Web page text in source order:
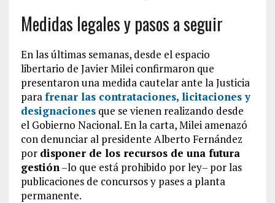
Medidas legales y pasos a seguir
En las últimas semanas, desde el espacio
libertario de Javier Milei confirmaron que
presentaron una medida cautelar ante la Justicia
parafrenar las contrataciones, licitaciones y
designacionesque se vienen realizando desde
el Gobierno Nacional. En la carta, Milei amenazó
con denunciar al presidente Alberto Fernández
por disponer de los recursos de una futura
gestión–lo que está prohibido por ley– por las
publicaciones de concursos y pases a planta
permanente.